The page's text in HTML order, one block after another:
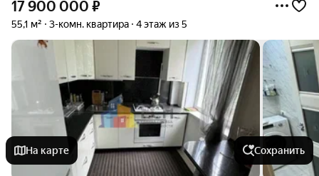
17 900 000 ₽
55,1 м² 3-комн. квартира 4 этаж из 5
На карте Сохранить